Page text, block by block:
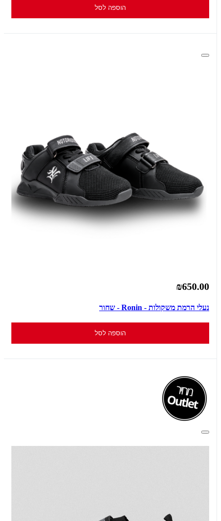
הוספה לסל
₪650.00
נעלי הרמת משקולות - Ronin - שחור
הוספה לסל